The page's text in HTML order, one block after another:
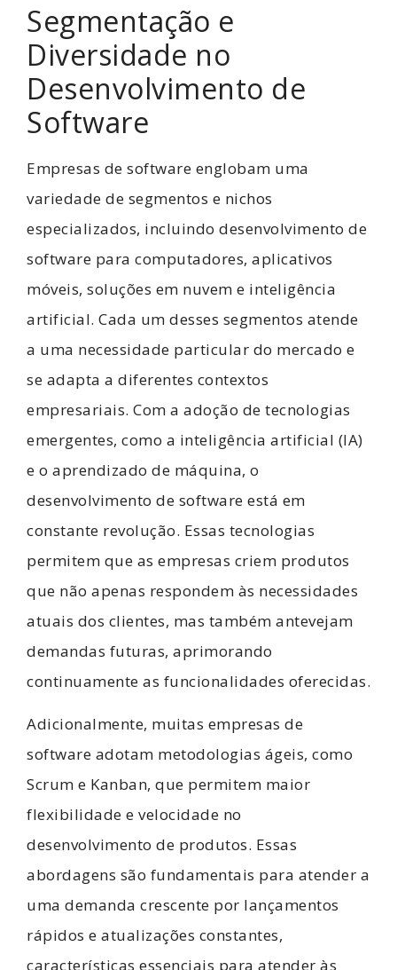
Segmentação e
Diversidade no
Desenvolvimento de
Software
Empresas de software englobam uma
variedade de segmentos e nichos
especializados, incluindo desenvolvimento de
software para computadores, aplicativos
móveis, soluções em nuvem e inteligência
artificial. Cada um desses segmentos atende
a uma necessidade particular do mercado e
se adapta a diferentes contextos
empresariais. Com a adoção de tecnologias
emergentes, como a inteligência artificial (IA)
e o aprendizado de máquina, o
desenvolvimento de software está em
constante revolução. Essas tecnologias
permitem que as empresas criem produtos
que não apenas respondem às necessidades
atuais dos clientes, mas também antevejam
demandas futuras, aprimorando
continuamente as funcionalidades oferecidas.
Adicionalmente, muitas empresas de
software adotam metodologias ágeis, como
Scrum e Kanban, que permitem maior
flexibilidade e velocidade no
desenvolvimento de produtos. Essas
abordagens são fundamentais para atender a
uma demanda crescente por lançamentos
rápidos e atualizações constantes,
características essenciais para atender às